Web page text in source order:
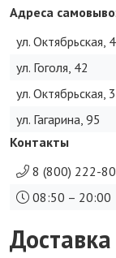
Адреса
ул. Октябрьская,
ул. Гоголя, 42
ул. Октябрьская,
ул. Гагарина, 95
Контакты
8 (800) 222-
08:50 – 20:00